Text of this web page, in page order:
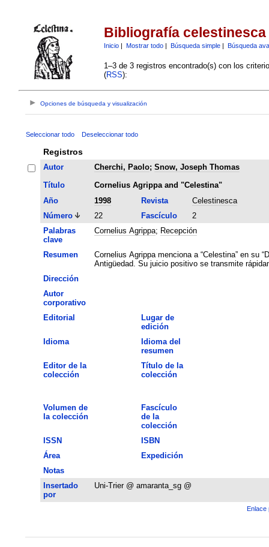
Bibliografía celestinesca
Inicio| Mostrar todo| Búsqueda simple| Búsqueda
1–3 de 3 registros encontrado(s) con los
(RSS):
Opciones de búsqueda y visualización
Seleccionar todo Deseleccionar todo
Registros
Autor Cherchi, Paolo; Snow, Joseph Thomas
Título
Cornelius Agrippa and "Celestina"
Año
1998 Revista
Celestinesca
Número
22 Fascículo
2
Palabras
clave
Cornelius Agrippa; Recepción
Resumen
Cornelius Agrippa menciona a “Celestina” en su
Antigüedad. Su juicio positivo se transmite
Dirección
Autor
corporativo
Editorial
Lugar de
edición
Idioma
Idioma del
resumen
Editor de la
colección
Título de la
colección
Volumen de
la colección
Fascículo
de la
colección
ISSN
ISBN
Área
Expedición
Notas
Insertado
por
Uni-Trier @ amaranta_sg @
Enlace